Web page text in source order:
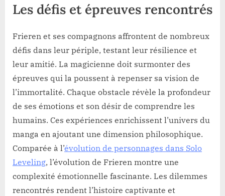
Les défis et épreuves rencontrés
Frieren et ses compagnons affrontent de nombreux
défis dans leur périple, testant leur résilience et
leur amitié. La magicienne doit surmonter des
épreuves qui la poussent à repenser sa vision de
l’immortalité. Chaque obstacle révèle la profondeur
de ses émotions et son désir de comprendre les
humains. Ces expériences enrichissent l’univers du
manga en ajoutant une dimension philosophique.
Comparée à l’évolution de personnages dans Solo
Leveling, l’évolution de Frieren montre une
complexité émotionnelle fascinante. Les dilemmes
rencontrés rendent l’histoire captivante et